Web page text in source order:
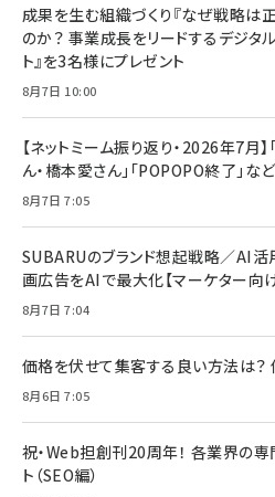
成果を生む組織づくり『なぜ戦略は
のか？ 事業成長をリードするデジタ
ト』を3名様にプレゼント
8月7日 10:00
【ネットミーム振り返り・2026年7月
ん・橋本愛さん」「POPOPO終了」など
8月7日 7:05
SUBARUのブランド想起戦略／AI活
画広告をAIで最大化【マーケター向
8月7日 7:04
価格を伏せて集客する良い方法は？
8月6日 7:05
祝・Web担創刊20周年！ 各業界の
ト（SEO編）